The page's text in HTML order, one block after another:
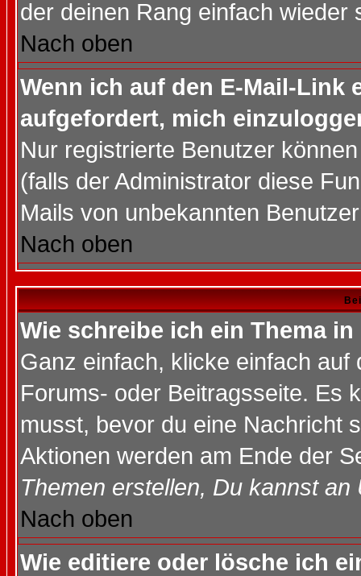
der deinen Rang einfach wieder
Nach oben
Wenn ich auf den E-Mail-Link
aufgefordert, mich
Nur registrierte Benutzer
(falls der Administrator diese
Mails von unbekannten
Nach oben
Wie schreibe ich ein Thema
Ganz einfach, klicke einfach
Forums- oder Beitragsseite. Es
musst, bevor du eine Nachricht
Aktionen werden am Ende der
Themen erstellen, Du kannst
Nach oben
Wie editiere oder lösche ich